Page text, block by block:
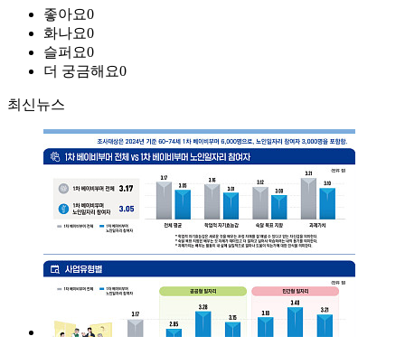
좋아요0
화나요0
슬퍼요0
더 궁금해요0
최신뉴스